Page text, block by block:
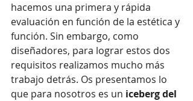
hacemos una primera y rápida
evaluación en función de la estética y
función. Sin embargo, como
diseñadores, para lograr estos dos
requisitos realizamos mucho más
trabajo detrás. Os presentamos lo
que para nosotros es un iceberg del